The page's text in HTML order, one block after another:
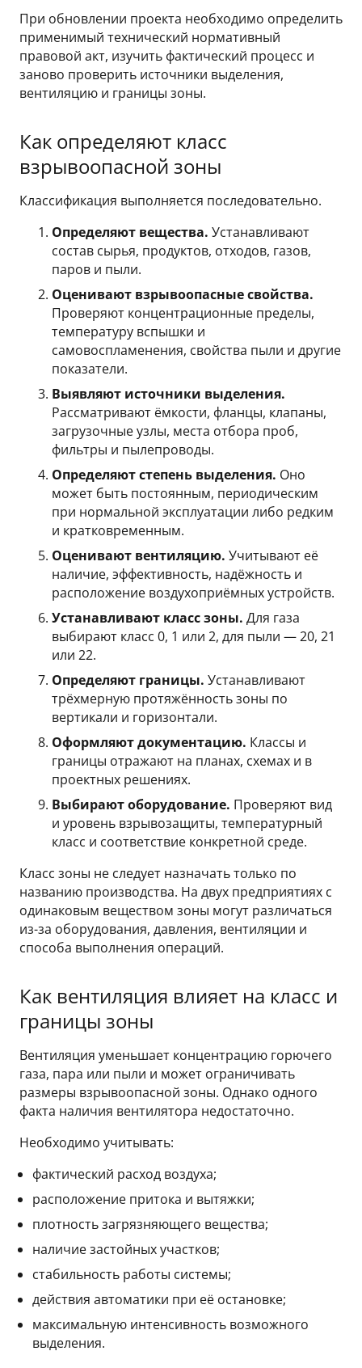
При обновлении проекта необходимо определить
применимый технический нормативный
правовой акт, изучить фактический процесс и
заново проверить источники выделения,
вентиляцию и границы зоны.
Как определяют класс
взрывоопасной зоны
Классификация выполняется последовательно.
Определяют вещества. Устанавливают
состав сырья, продуктов, отходов, газов,
паров и пыли.
Оценивают взрывоопасные свойства.
Проверяют концентрационные пределы,
температуру вспышки и
самовоспламенения, свойства пыли и другие
показатели.
Выявляют источники выделения.
Рассматривают ёмкости, фланцы, клапаны,
загрузочные узлы, места отбора проб,
фильтры и пылепроводы.
Определяют степень выделения. Оно
может быть постоянным, периодическим
при нормальной эксплуатации либо редким
и кратковременным.
Оценивают вентиляцию. Учитывают её
наличие, эффективность, надёжность и
расположение воздухоприёмных устройств.
Устанавливают класс зоны. Для газа
выбирают класс 0, 1 или 2, для пыли — 20, 21
или 22.
Определяют границы. Устанавливают
трёхмерную протяжённость зоны по
вертикали и горизонтали.
Оформляют документацию. Классы и
границы отражают на планах, схемах и в
проектных решениях.
Выбирают оборудование. Проверяют вид
и уровень взрывозащиты, температурный
класс и соответствие конкретной среде.
Класс зоны не следует назначать только по
названию производства. На двух предприятиях с
одинаковым веществом зоны могут различаться
из-за оборудования, давления, вентиляции и
способа выполнения операций.
Как вентиляция влияет на класс и
границы зоны
Вентиляция уменьшает концентрацию горючего
газа, пара или пыли и может ограничивать
размеры взрывоопасной зоны. Однако одного
факта наличия вентилятора недостаточно.
Необходимо учитывать:
фактический расход воздуха;
расположение притока и вытяжки;
плотность загрязняющего вещества;
наличие застойных участков;
стабильность работы системы;
действия автоматики при её остановке;
максимальную интенсивность возможного
выделения.